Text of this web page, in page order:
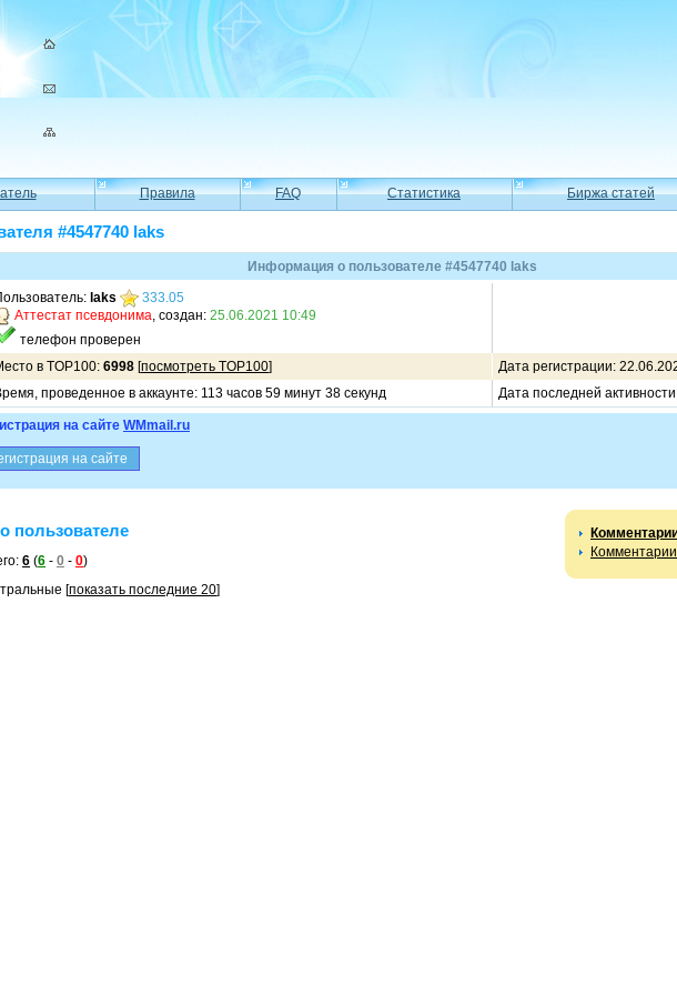
Правила FAQ Статистика Биржа статей
#4547740 laks
Информация о пользователе #4547740 laks
laks
333.05
Аттестат псевдонима, создан: 25.06.2021 10:49
телефон проверен
в TOP100: 6998 [посмотреть TOP100]
Дата регистрации:
проведенное в аккаунте: 113 часов 59 минут 38 секунд
Дата последней
на сайте WMmail.ru
пользователе
6 (6 - 0 - 0)
[показать последние 20]